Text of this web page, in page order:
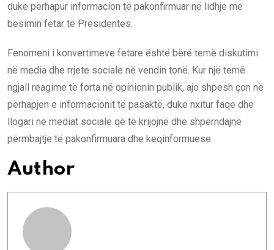
duke përhapur informacion të pakonfirmuar në lidhje me
besimin fetar të Presidentes.
Fenomeni i konvertimeve fetare është bërë temë diskutimi
në media dhe rrjete sociale në vendin tonë. Kur një temë
ngjall reagime të forta në opinionin publik, ajo shpesh çon në
përhapjen e informacionit të pasaktë, duke nxitur faqe dhe
llogari në mediat sociale që të krijojnë dhe shpërndajnë
përmbajtje të pakonfirmuara dhe keqinformuese.
Author